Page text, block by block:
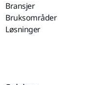
Bransjer
Bruksområder
Løsninger